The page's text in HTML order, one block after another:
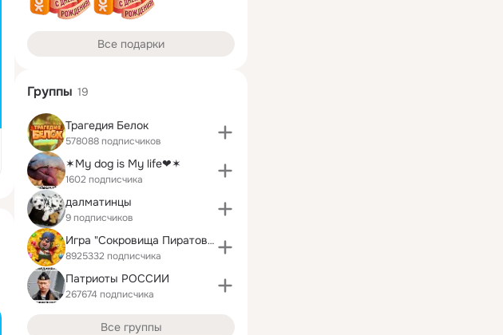
Все подарки
Группы 19
Трагедия Белок
578088 подписчиков
✶My dog is My life❤✶
1602 подписчика
далматинцы
9 подписчиков
Игра "Сокровища Пиратов" - официальная группа
8925332 подписчика
Патриоты РОССИИ
267674 подписчика
Все группы